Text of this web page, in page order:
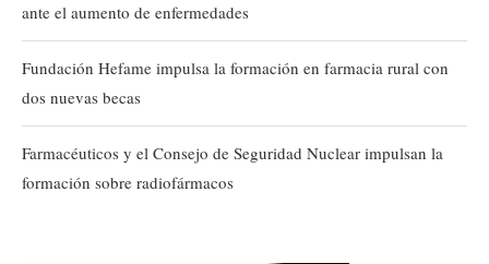
ante el aumento de enfermedades
Fundación Hefame impulsa la formación en farmacia rural con
dos nuevas becas
Farmacéuticos y el Consejo de Seguridad Nuclear impulsan la
formación sobre radiofármacos